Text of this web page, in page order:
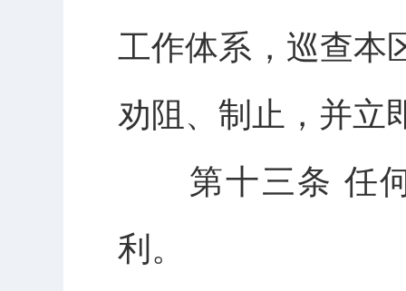
工作体系，巡查本
劝阻、制止，并立
第十三条 任何
利。